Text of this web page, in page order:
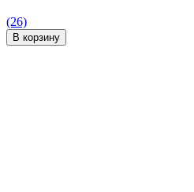
(26)
В корзину